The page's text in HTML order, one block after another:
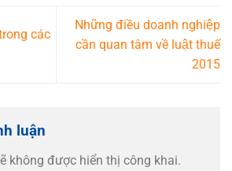
các
Những điều doanh nghiệp
cần quan tâm về luật thuế
2015
luận
không được hiển thị công khai.